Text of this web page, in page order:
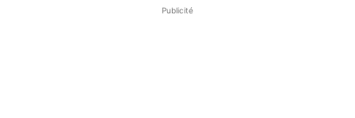
Publicité